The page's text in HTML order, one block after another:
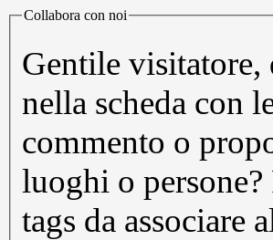
Collabora con noi
Gentile visitatore,
nella scheda con
commento o
luoghi o persone? Faccelo
tags da associare